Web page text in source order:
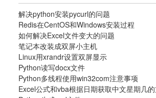
解决python安装pycurl的问题
Redis在CentOS和Windows安装过程
如何解决Excel文件变大的问题
笔记本改装成双屏小主机
Linux用xrandr设置双屏显示
Python读写docx文件
Python多线程使用win32com注意事项
Excel公式和vba根据日期获取中文星期几